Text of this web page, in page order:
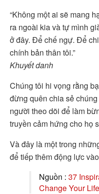
“Không một ai sẽ mang
ra ngoài kia và tự mình
ở đây. Để chế ngự. Để
chính bản thân tôi.”
Khuyết danh
Chúng tôi hi vọng rằng
đừng quên chia sẻ
người theo dõi để làm
truyền cảm hứng cho họ
Và đây là một trong
để tiếp thêm động lực
Nguồn : 37
Change Your Life